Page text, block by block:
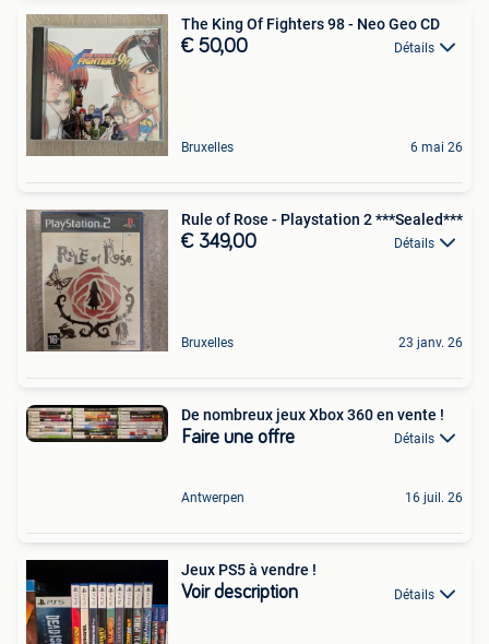
The King Of Fighters 98 - Neo Geo CD
€ 50,00 Détails
Bruxelles 6 mai 26
Rule of Rose - Playstation 2 ***Sealed***
€ 349,00 Détails
Bruxelles 23 janv. 26
De nombreux jeux Xbox 360 en vente !
Faire une offre Détails
Antwerpen 16 juil. 26
Jeux PS5 à vendre !
Voir description Détails